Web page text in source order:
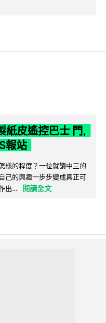
紙皮遙控巴士 門,
報站
樣的程度？一位就讀中三的
己的興趣一步步變成真正可
出...
閱讀全文